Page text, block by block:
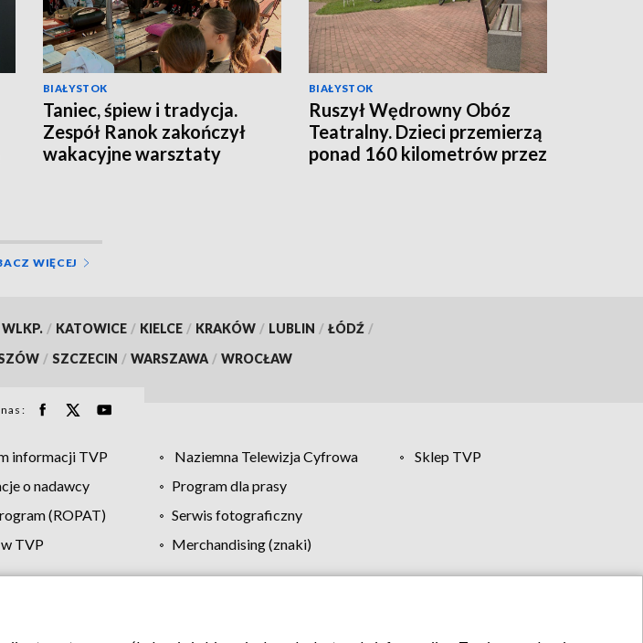
BIAŁYSTOK
Taniec, śpiew i tradycja.
Zespół Ranok zakończył
wakacyjne warsztaty
BIAŁYSTOK
Ruszył Wędrowny Obóz
Teatralny. Dzieci przemierzą
ponad 160 kilometrów przez
WIĘCEJ
/ KATOWICE / KIELCE / KRAKÓW / LUBLIN / ŁÓDŹ /
/ SZCZECIN / WARSZAWA / WROCŁAW
informacji TVP Naziemna Telewizja Cyfrowa
Sklep TVP
o nadawcy
Program dla prasy
(ROPAT)
Serwis fotograficzny
TVP
Merchandising (znaki)